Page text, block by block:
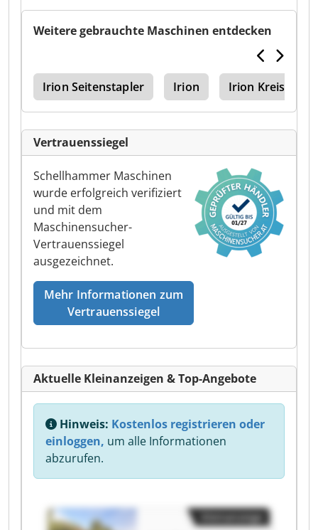
Weitere gebrauchte Maschinen entdecken
Irion Seitenstapler Irion Irion Kreissäge
Vertrauenssiegel
Schellhammer Maschinen
wurde erfolgreich verifiziert
und mit dem
Maschinensucher-
Vertrauenssiegel
ausgezeichnet.
Mehr Informationen zum
Vertrauenssiegel
Aktuelle Kleinanzeigen & Top-Angebote
Hinweis: Kostenlos registrieren oder
einloggen, um alle Informationen
abzurufen.